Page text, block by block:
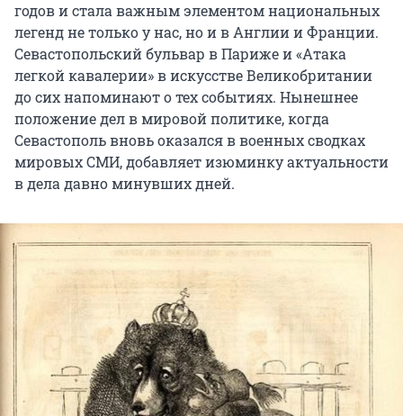
годов и стала важным элементом национальных
легенд не только у нас, но и в Англии и Франции.
Севастопольский бульвар в Париже и «Атака
легкой кавалерии» в искусстве Великобритании
до сих напоминают о тех событиях. Нынешнее
положение дел в мировой политике, когда
Севастополь вновь оказался в военных сводках
мировых СМИ, добавляет изюминку актуальности
в дела давно минувших дней.